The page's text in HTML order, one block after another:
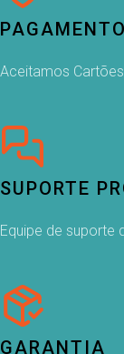
Aceitamos
SUPORTE
Equipe de suporte
GARANTIA